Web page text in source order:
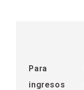
Para
ingresos